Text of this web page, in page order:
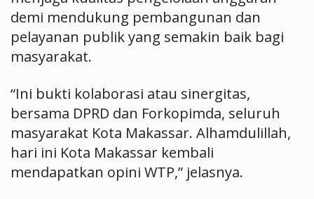
demi mendukung pembangunan dan
pelayanan publik yang semakin baik bagi
masyarakat.
“Ini bukti kolaborasi atau sinergitas,
bersama DPRD dan Forkopimda, seluruh
masyarakat Kota Makassar. Alhamdulillah,
hari ini Kota Makassar kembali
mendapatkan opini WTP,” jelasnya.